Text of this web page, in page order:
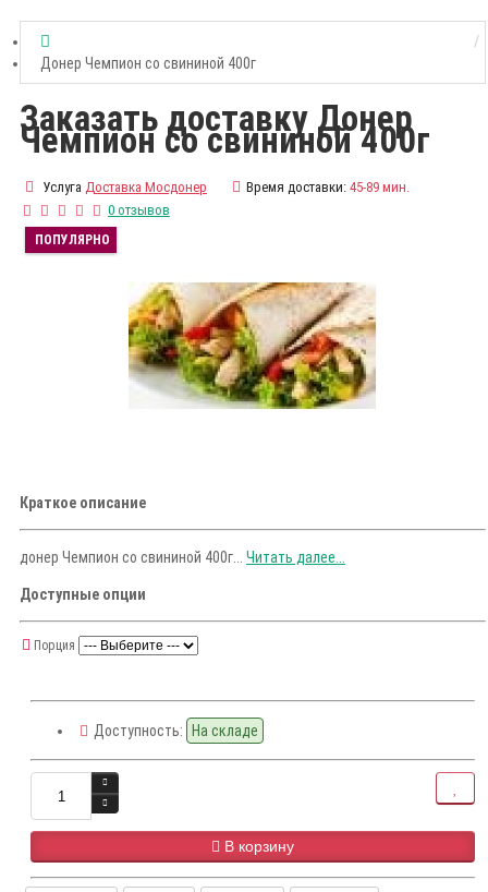
Донер Чемпион со свининой 400г
Заказать доставку Донер
Чемпион со свининой 400г
Услуга Доставка Мосдонер Время доставки: 45-89 мин.
0 отзывов
ПОПУЛЯРНО
Краткое описание
донер Чемпион со свининой 400г... Читать далее...
Доступные опции
Порция
Доступность: На складе
В корзину